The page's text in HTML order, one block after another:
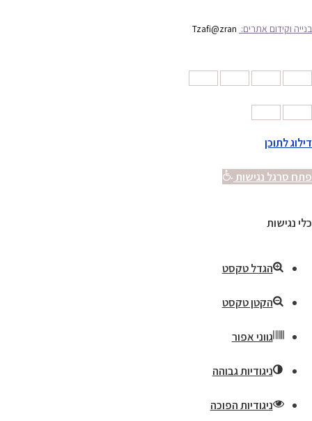
בנייה וקידום אתרים: Tzafi@zran
דילוג לתוכן
פתח סרגל נגישות
כלי נגישות
הגדל טקסט
הקטן טקסט
גווני אפור
ניגודיות גבוהה
ניגודיות הפוכה